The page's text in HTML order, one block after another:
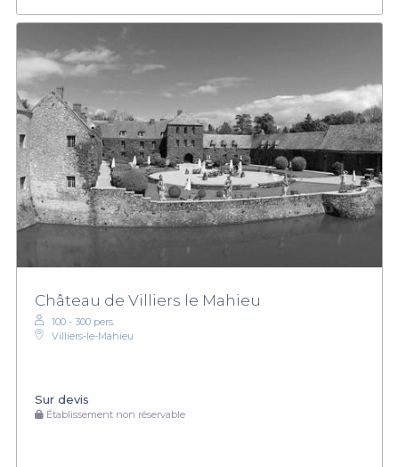
Château de Villiers le Mahieu
100 - 300 pers.
Villiers-le-Mahieu
Sur devis
Établissement non réservable